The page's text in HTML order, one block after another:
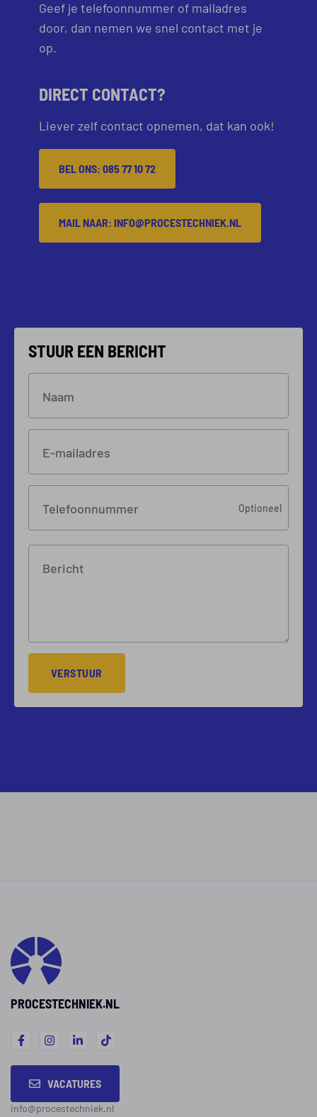
Geef je telefoonnummer of mailadres
door, dan nemen we snel contact met je
op.
DIRECT CONTACT?
Liever zelf contact opnemen, dat kan ook!
BEL ONS: 085 77 10 72
MAIL NAAR: INFO@PROCESTECHNIEK.NL
STUUR EEN BERICHT
Naam
E-mailadres
Telefoonnummer Optioneel
Bericht
VERSTUUR
PROCESTECHNIEK.NL
VACATURES
info@procestechniek.nl